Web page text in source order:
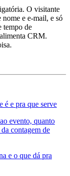
O visitante
nome e e-mail, e só
tempo de
CRM.
é e pra que serve
evento, quanto
contagem de
e o que dá pra